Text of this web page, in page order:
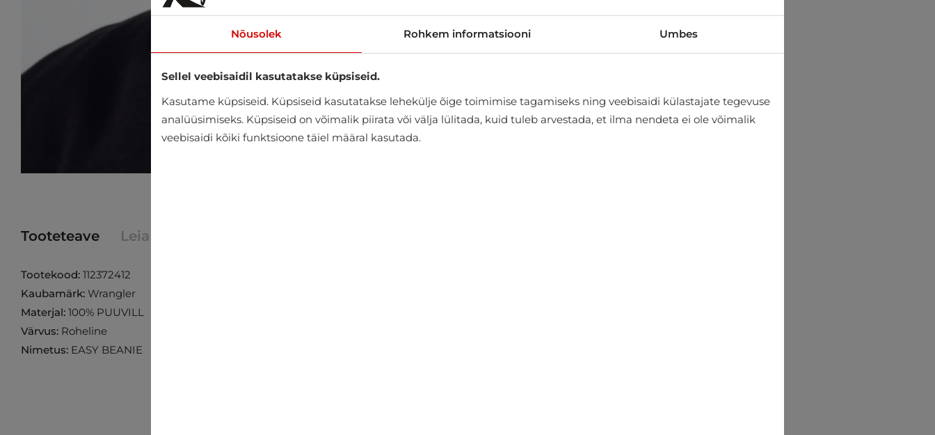
Tooteteave Leia toode poest
Tootekood: 112372412
Kaubamärk: Wrangler
Materjal: 100% PUUVILL
Värvus: Roheline
Nimetus: EASY BEANIE
Nõusolek Rohkem informatsiooni Umbes
Sellel veebisaidil kasutatakse küpsiseid.
Kasutame küpsiseid. Küpsiseid kasutatakse lehekülje õige toimimise tagamiseks ning veebisaidi külastajate tegevuse
analüüsimiseks. Küpsiseid on võimalik piirata või välja lülitada, kuid tuleb arvestada, et ilma nendeta ei ole võimalik
veebisaidi kõiki funktsioone täiel määral kasutada.